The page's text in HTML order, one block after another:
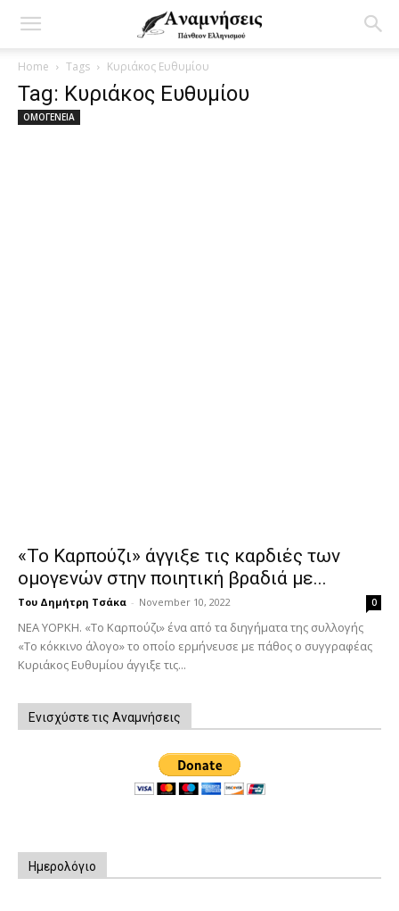
Home Tags Κυριάκος Ευθυμίου
Tag: Κυριάκος Ευθυμίου
ΟΜΟΓΕΝΕΙΑ
«Το Καρπούζι» άγγιξε τις καρδιές των
ομογενών στην ποιητική βραδιά με...
Του Δημήτρη Τσάκα - November 10, 2022 0
ΝΕΑ ΥΟΡΚΗ. «Το Καρπούζι» ένα από τα διηγήματα της συλλογής
«Το κόκκινο άλογο» το οποίο ερμήνευσε με πάθος ο συγγραφέας
Κυριάκος Ευθυμίου άγγιξε τις...
Ενισχύστε τις Αναμνήσεις
Ημερολόγιο